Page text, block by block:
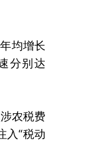
均增长
分别达
农税费
入“税动